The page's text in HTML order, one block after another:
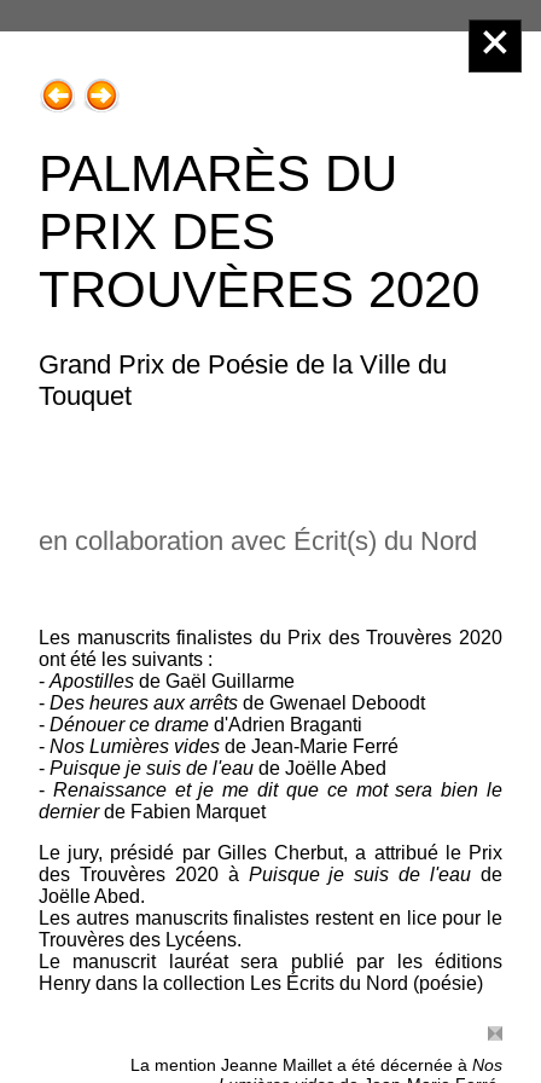
PRIX DES TROUVÈRES 2027-2028
Maison de Poésie – Fondation Émile Blémont
de Paris PRIX DES TROUVÈRES 2027-2028
Grand Prix de Poésie de la Ville du Touquet en
partenariat avec...(suite)
PALMARÈS DU
PRIX DES
TROUVÈRES 2020
Grand Prix de Poésie de la Ville du
Touquet
en collaboration avec Écrit(s) du Nord
Les manuscrits finalistes du Prix des Trouvères 2020
ont été les suivants :
- Apostilles de Gaël Guillarme
- Des heures aux arrêts de Gwenael Deboodt
- Dénouer ce drame d'Adrien Braganti
- Nos Lumières vides de Jean-Marie Ferré
- Puisque je suis de l'eau de Joëlle Abed
- Renaissance et je me dit que ce mot sera bien le
dernierde Fabien Marquet
Le jury, présidé par Gilles Cherbut, a attribué le Prix
des Trouvères 2020 à Puisque je suis de l'eau de
Joëlle Abed.
Les autres manuscrits finalistes restent en lice pour le
Trouvères des Lycéens.
Le manuscrit lauréat sera publié par les éditions
Henry dans la collection Les Écrits du Nord (poésie)
La mention Jeanne Maillet a été décernée à Nos